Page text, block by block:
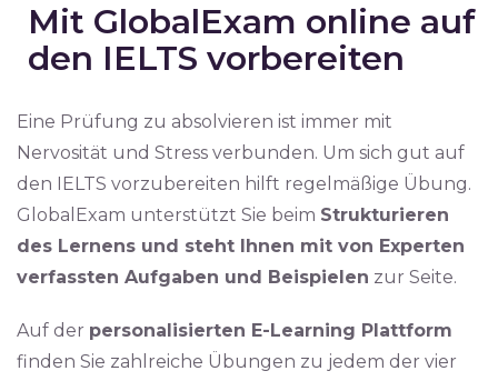
Mit GlobalExam online auf
den IELTS vorbereiten
Eine Prüfung zu absolvieren ist immer mit
Nervosität und Stress verbunden. Um sich gut auf
den IELTS vorzubereiten hilft regelmäßige Übung.
GlobalExam unterstützt Sie beim Strukturieren
des Lernens und steht Ihnen mit von Experten
verfassten Aufgaben und Beispielen zur Seite.
Auf der personalisierten E-Learning Plattform
finden Sie zahlreiche Übungen zu jedem der vier